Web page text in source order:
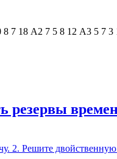
7 18 А2 7 5 8 12 А3 5 7 3
резервы